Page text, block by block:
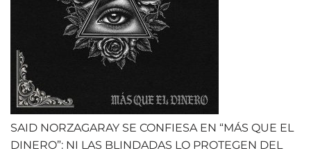
SAID NORZAGARAY SE CONFIESA EN “MÁS QUE EL
DINERO”: NI LAS BLINDADAS LO PROTEGEN DEL